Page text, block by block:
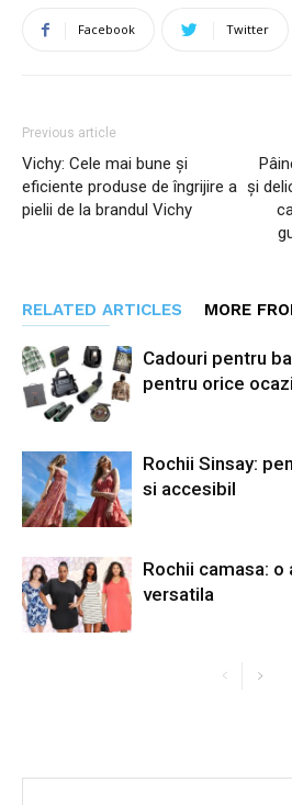
Facebook Twitter
Previous article
Vichy: Cele mai bune și
eficiente produse de îngrijire a
pielii de la brandul Vichy
și
RELATED ARTICLES MORE
Cadouri pentru
pentru orice
Rochii Sinsay:
si accesibil
Rochii camasa:
versatila